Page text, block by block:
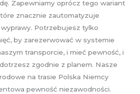
Zapewniamy oprócz tego wariant
znacznie zautomatyzuje
Potrzebujesz tylko
by zarezerwować w systemie
transporcie, i mieć pewność, i
zgodnie z planem. Nasze
na trasie Polska Niemcy
pewność niezawodności.